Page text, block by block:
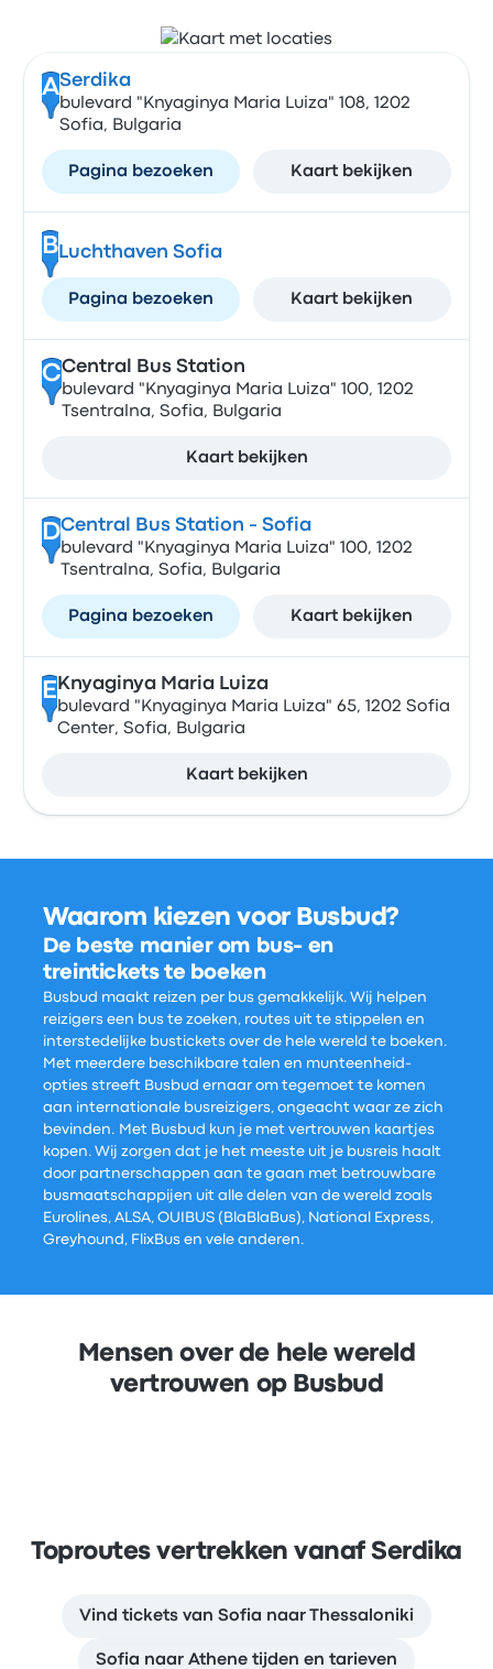
ASerdika
bulevard "Knyaginya Maria Luiza" 108, 1202
Sofia, Bulgaria
Pagina bezoeken Kaart bekijken
BLuchthaven Sofia
Pagina bezoeken Kaart bekijken
CCentral Bus Station
bulevard "Knyaginya Maria Luiza" 100, 1202
Tsentralna, Sofia, Bulgaria
Kaart bekijken
DCentral Bus Station - Sofia
bulevard "Knyaginya Maria Luiza" 100, 1202
Tsentralna, Sofia, Bulgaria
Pagina bezoeken Kaart bekijken
E Knyaginya Maria Luiza
bulevard "Knyaginya Maria Luiza" 65, 1202 Sofia
Center, Sofia, Bulgaria
Kaart bekijken
Waarom kiezen voor Busbud?
De beste manier om bus- en
treintickets te boeken
Busbud maakt reizen per bus gemakkelijk. Wij helpen
reizigers een bus te zoeken, routes uit te stippelen en
interstedelijke bustickets over de hele wereld te boeken.
Met meerdere beschikbare talen en munteenheid-
opties streeft Busbud ernaar om tegemoet te komen
aan internationale busreizigers, ongeacht waar ze zich
bevinden. Met Busbud kun je met vertrouwen kaartjes
kopen. Wij zorgen dat je het meeste uit je busreis haalt
door partnerschappen aan te gaan met betrouwbare
busmaatschappijen uit alle delen van de wereld zoals
Eurolines, ALSA, OUIBUS (BlaBlaBus), National Express,
Greyhound, FlixBus en vele anderen.
Mensen over de hele wereld
vertrouwen op Busbud
Toproutes vertrekken vanaf Serdika
Vind tickets van Sofia naar Thessaloniki
Sofia naar Athene tijden en tarieven